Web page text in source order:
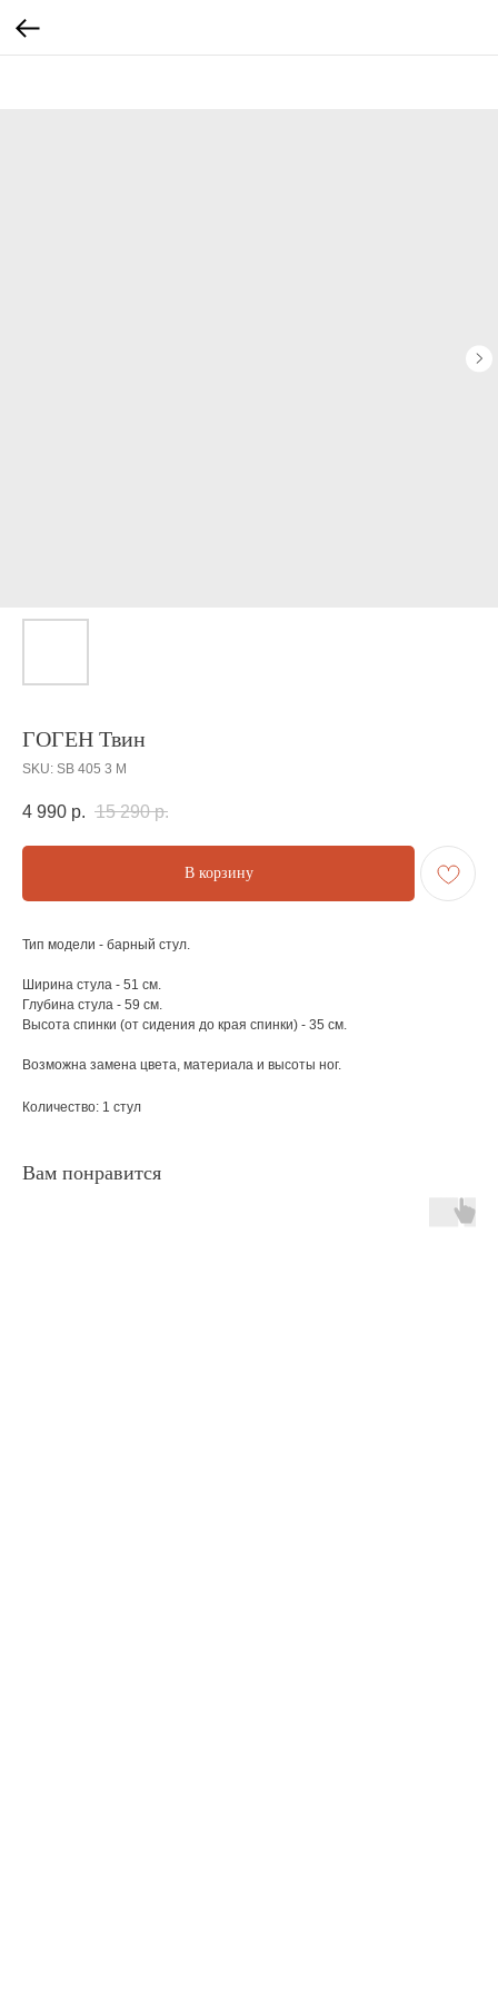
ГОГЕН Твин
SKU: SB 405 3 М
4 990 р. 15 290 р.
В корзину
Тип модели - барный стул.
Ширина стула - 51 см.
Глубина стула - 59 см.
Высота спинки (от сидения до края спинки) - 35 см.
Возможна замена цвета, материала и высоты ног.
Количество: 1 стул
Вам понравится